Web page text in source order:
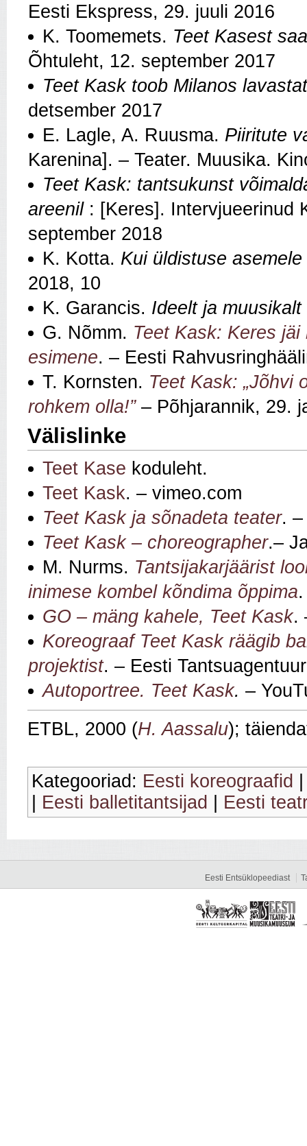
Eesti Ekspress, 29. juuli 2016
K. Toomemets. Teet Kasest
Õhtuleht, 12. september 2017
Teet Kask toob Milanos
detsember 2017
E. Lagle, A. Ruusma. Piiritute
Karenina]. – Teater. Muusika.
Teet Kask: tantsukunst
areenil: [Keres]. Intervjueerinud
september 2018
K. Kotta. Kui üldistuse
2018, 10
K. Garancis. Ideelt ja muusikalt
G. Nõmm. Teet Kask: Keres
esimene. – Eesti
T. Kornsten. Teet Kask: „Jõhvi
rohkem olla!”– Põhjarannik, 29.
Välislinke
Teet Kase koduleht.
Teet Kask. – vimeo.com
Teet Kask ja sõnadeta teater. –
Teet Kask – choreographer.–
M. Nurms. Tantsijakarjäärist
inimese kombel kõndima õppima
GO – mäng kahele, Teet Kask.
Koreograaf Teet Kask räägib
projektist. – Eesti
Autoportree. Teet Kask. –
ETBL, 2000 (H. Aassalu);
Kategooriad: Eesti koreograafid
Eesti balletitantsijad Eesti
Eesti Entsüklopeediast